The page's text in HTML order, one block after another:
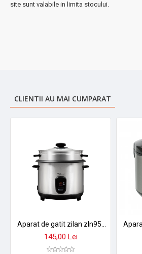
Specificații tehnice:
site sunt valabile in limita stocului.
CLIENTII AU MAI CUMPARAT
145,00 Lei